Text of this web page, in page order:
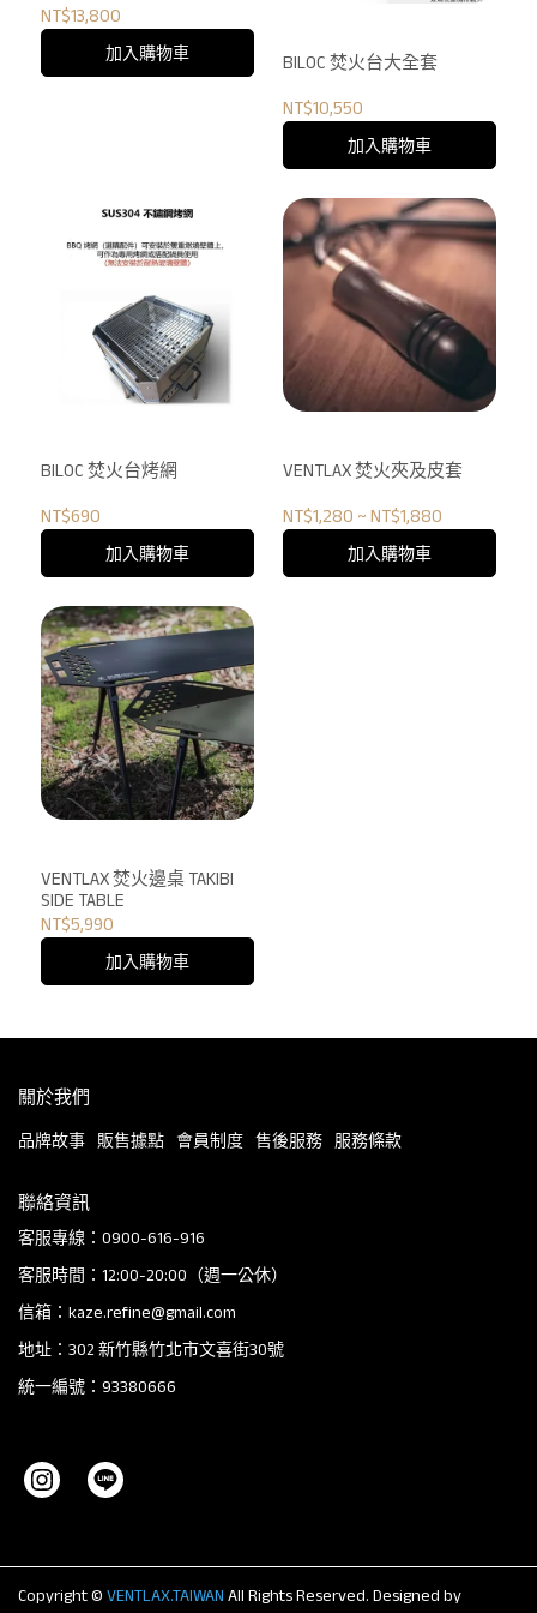
NT$13,800
加入購物車 BILOC 焚火台大全套
NT$10,550
加入購物車
BILOC 焚火台烤網
NT$690
加入購物車
VENTLAX 焚火夾及皮套
NT$1,280 ~ NT$1,880
加入購物車
VENTLAX 焚火邊桌 TAKIBI
SIDE TABLE
NT$5,990
加入購物車
關於我們
品牌故事 販售據點 會員制度 售後服務 服務條款
聯絡資訊
客服專線：0900-616-916
客服時間：12:00-20:00（週一公休）
信箱：kaze.refine@gmail.com
地址：302 新竹縣竹北市文喜街30號
統一編號：93380666
Copyright © VENTLAX.TAIWAN All Rights Reserved. Designed by